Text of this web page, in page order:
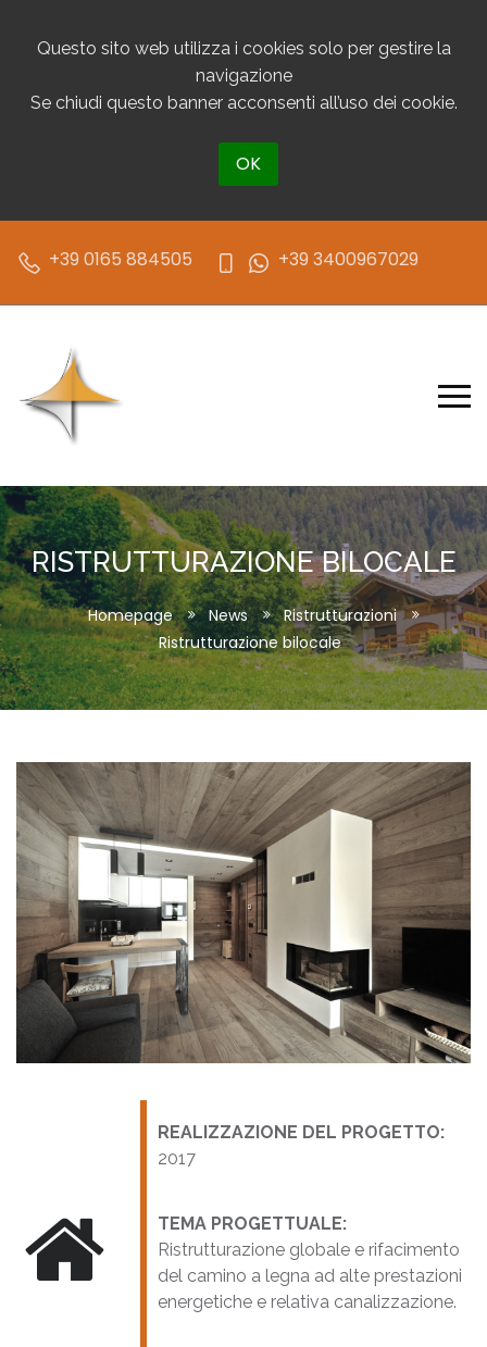
Questo sito web utilizza i cookies solo per gestire la
navigazione
Se chiudi questo banner acconsenti all’uso dei cookie.
OK
+39 0165 884505 +39 3400967029
RISTRUTTURAZIONE BILOCALE
Homepage News
Ristrutturazioni
Ristrutturazione bilocale
REALIZZAZIONE DEL PROGETTO:
2017
TEMA PROGETTUALE:
Ristrutturazione globale e rifacimento
del camino a legna ad alte prestazioni
energetiche e relativa canalizzazione.